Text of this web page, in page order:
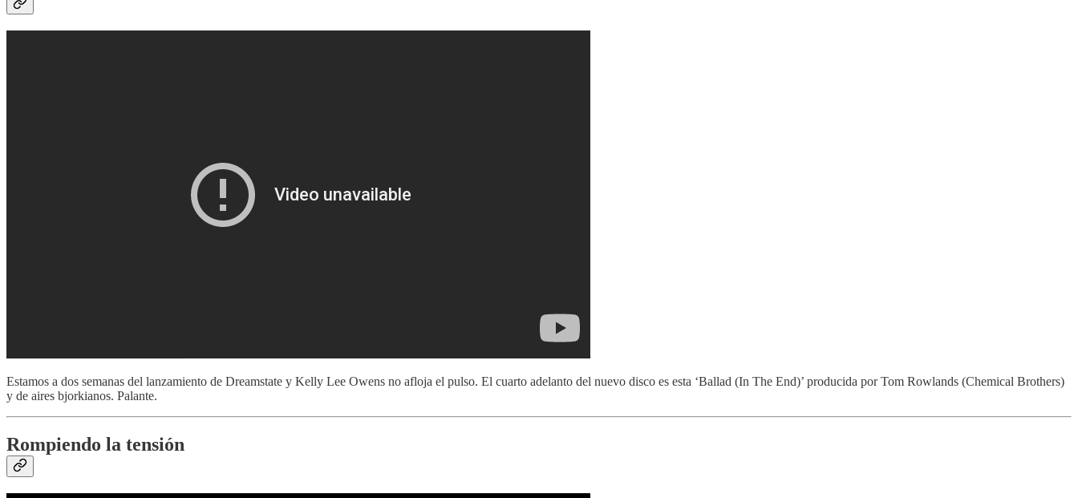
Estamos a dos semanas del lanzamiento de Dreamstate y Kelly Lee Owens no afloja el pulso. El cuarto adelanto del nuevo disco es esta ‘Ballad (In The End)’ producida por Tom Rowlands (Chemical Brothers)
y de aires bjorkianos. Palante.
Rompiendo la tensión